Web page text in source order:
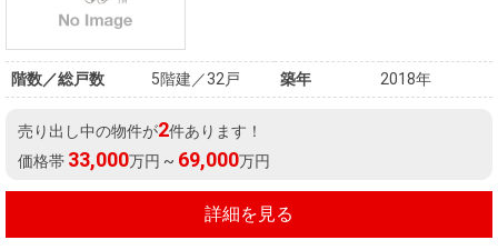
用
物
件
を
探
件を
探す
金額
試算
売却向け
周辺相場
検索
役立ちコ
会社案内
（電子ブ
ック版）
閉じる
階数／総戸数 5階建／32戸 築年 2018年
売り出し中の物件が2件あります！
価格帯 33,000万円 ~ 69,000万円
詳細を見る